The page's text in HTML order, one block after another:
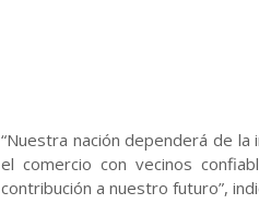
“Nuestra nación dependerá de
el comercio con vecinos
contribución a nuestro futuro”,